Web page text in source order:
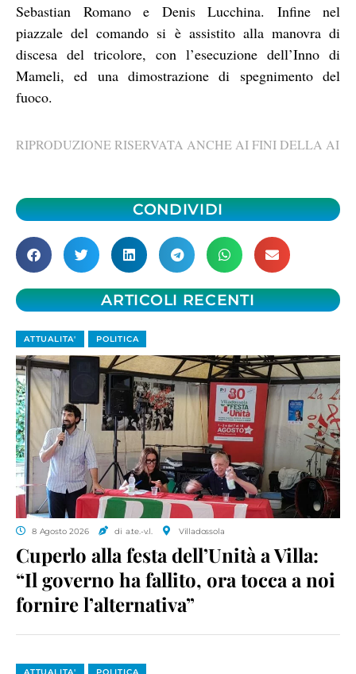
Sebastian Romano e Denis Lucchina. Infine nel
piazzale del comando si è assistito alla manovra di
discesa del tricolore, con l’esecuzione dell’Inno di
Mameli, ed una dimostrazione di spegnimento del
fuoco.
RIPRODUZIONE RISERVATA ANCHE AI FINI DELLA AI
CONDIVIDI
ARTICOLI RECENTI
ATTUALITA' POLITICA
8 Agosto 2026 di a.te.-v.l. Villadossola
Cuperlo alla festa dell’Unità a Villa:
“Il governo ha fallito, ora tocca a noi
fornire l’alternativa”
ATTUALITA' POLITICA